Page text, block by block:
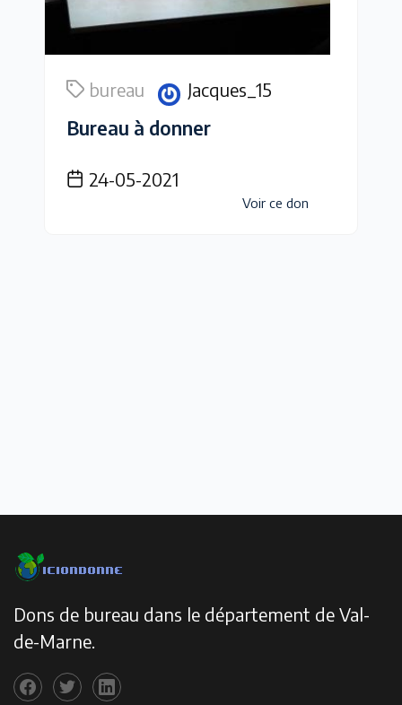
bureau Jacques_15
Bureau à donner
24-05-2021
Voir ce don
Dons de bureau dans le département de Val-
de-Marne.